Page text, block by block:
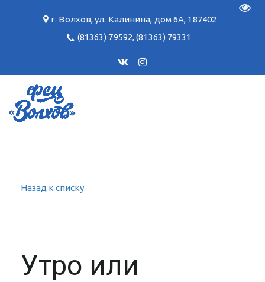
г. Волхов,ул. Калинина, дом 6А, 187402
(81363) 79592,(81363) 79331
Назад к списку
Утро или